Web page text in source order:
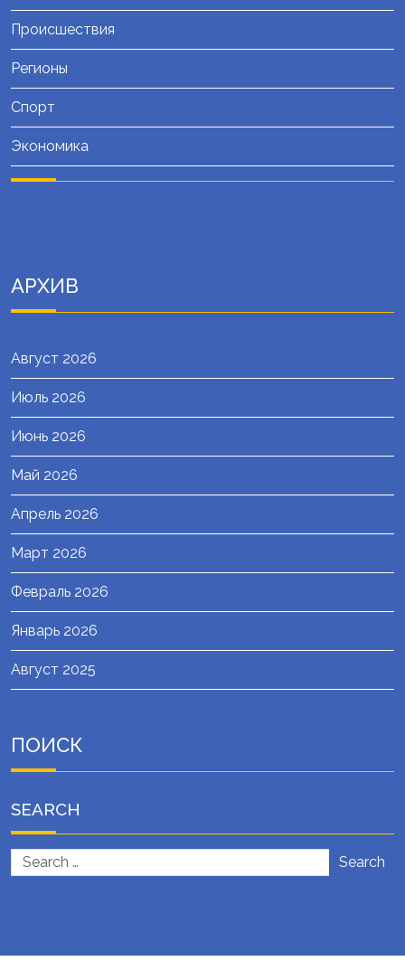
Происшествия
Регионы
Спорт
Экономика
АРХИВ
Август 2026
Июль 2026
Июнь 2026
Май 2026
Апрель 2026
Март 2026
Февраль 2026
Январь 2026
Август 2025
ПОИСК
SEARCH
Search